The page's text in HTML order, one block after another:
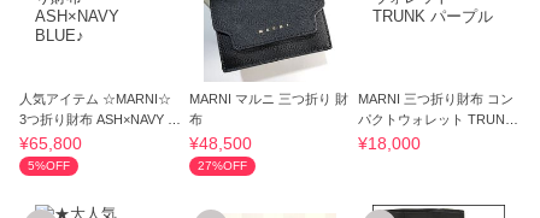
人気アイテム ☆MARNI☆
3つ折り財布 ASH×NAVY B
LUE♪
¥65,800
5%OFF
MARNI マルニ 三つ折り 財
布
¥48,500
27%OFF
MARNI 三つ折り財布 コン
パクトウォレット TRUNK
パープル
¥18,000